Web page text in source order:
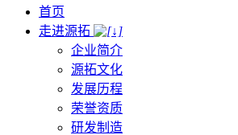
首页
走进源拓
企业简介
源拓文化
发展历程
荣誉资质
研发制造